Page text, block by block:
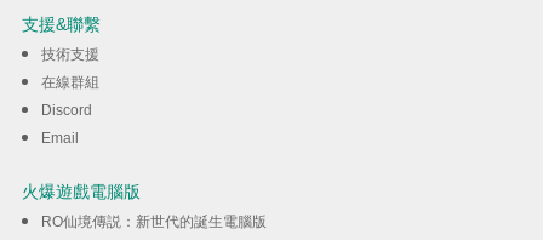
支援&聯繫
技術支援
在線群組
Discord
Email
火爆遊戲電腦版
RO仙境傳説：新世代的誕生電腦版